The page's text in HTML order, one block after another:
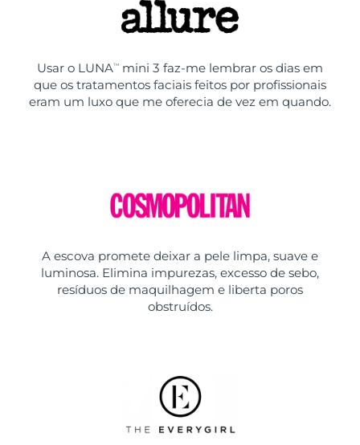
Usar o LUNATM
mini 3 faz-me lembrar os dias em
que os tratamentos faciais feitos por profissionais
eram um luxo que me oferecia de vez em quando.
A escova promete deixar a pele limpa, suave e
luminosa. Elimina impurezas, excesso de sebo,
resíduos de maquilhagem e liberta poros
obstruídos.